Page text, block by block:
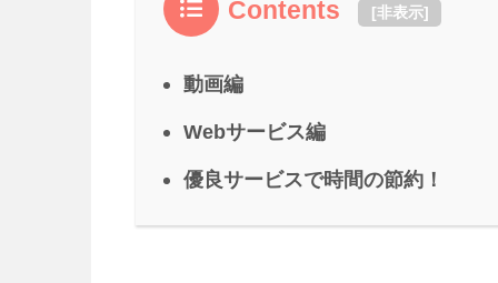
Contents [非表示]
動画編
Webサービス編
優良サービスで時間の節約！